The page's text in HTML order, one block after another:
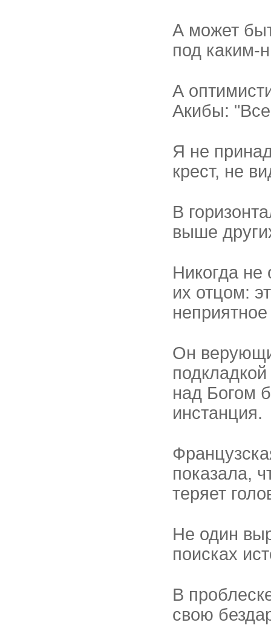
А может
под каким-
А
Акибы:
Я не
крест, не
В
выше
Никогда не
их отцом:
Он
над Богом
инстан­ция.
показала,
теряет
Не один
поисках
В
свою